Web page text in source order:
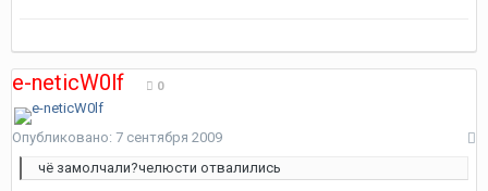
e-neticW0lf 0
Опубликовано: 7 сентября 2009
чё замолчали?челюсти отвалились